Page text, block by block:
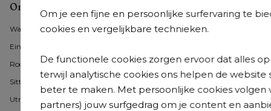
Om je een fijne en persoonlijke surfervaring te
cookies en vergelijkbare technieken.
De functionele cookies zorgen ervoor dat alles
terwijl analytische cookies ons helpen de website
beter te maken. Met persoonlijke cookies volgen
partners) jouw surfgedrag om je content en
Onze showrooms in Nederland
Wateringen
Eindhoven
Roosendaal
Sittard-Geleen
Utrecht